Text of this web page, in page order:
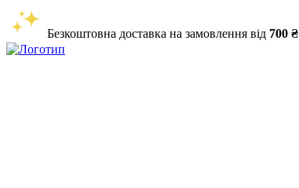
Безкоштовна доставка на замовлення від 700 ₴